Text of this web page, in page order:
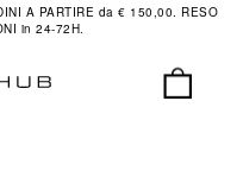
A PARTIRE da € 150,00. RESO
in 24-72H.